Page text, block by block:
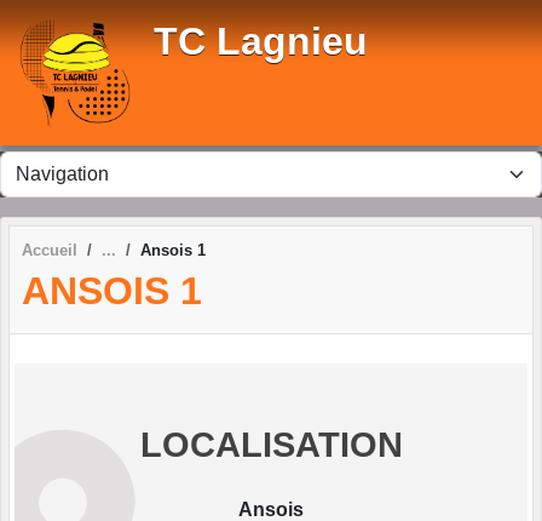
TC Lagnieu
Accueil Ansois 1
ANSOIS 1
LOCALISATION
Ansois